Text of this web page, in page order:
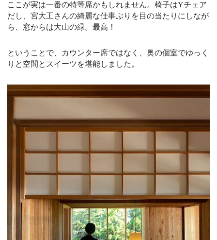
ここが実は一番の特等席かもしれません。椅子はYチェア
だし、宮大工さんの綺麗な仕事ぶりを目の当たりにしなが
ら、窓からは大山の緑。最高！
ということで、カウンター席ではなく、奥の個室でゆっく
りと空間とスイーツを堪能しました。